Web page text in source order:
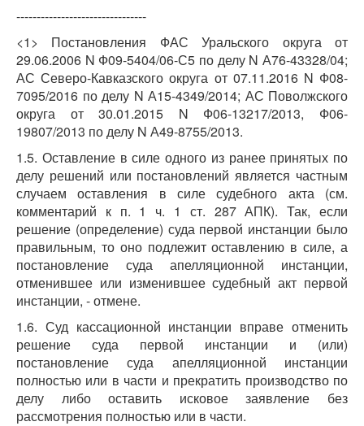
--------------------------------
<1> Постановления ФАС Уральского округа от
29.06.2006 N Ф09-5404/06-С5 по делу N А76-43328/04;
АС Северо-Кавказского округа от 07.11.2016 N Ф08-
7095/2016 по делу N А15-4349/2014; АС Поволжского
округа от 30.01.2015 N Ф06-13217/2013, Ф06-
19807/2013 по делу N А49-8755/2013.
1.5. Оставление в силе одного из ранее принятых по
делу решений или постановлений является частным
случаем оставления в силе судебного акта (см.
комментарий к п. 1 ч. 1 ст. 287 АПК). Так, если
решение (определение) суда первой инстанции было
правильным, то оно подлежит оставлению в силе, а
постановление суда апелляционной инстанции,
отменившее или изменившее судебный акт первой
инстанции, - отмене.
1.6. Суд кассационной инстанции вправе отменить
решение суда первой инстанции и (или)
постановление суда апелляционной инстанции
полностью или в части и прекратить производство по
делу либо оставить исковое заявление без
рассмотрения полностью или в части.